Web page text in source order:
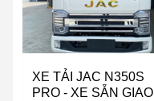
XE TẢI JAC N350S
PRO - XE SẴN GIAO